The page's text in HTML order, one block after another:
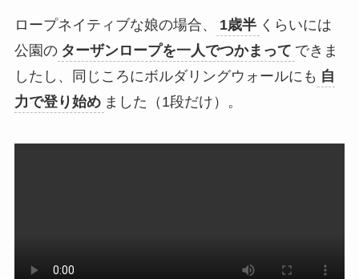
ロープネイティブな娘の場合、 1歳半 くらいには
公園の ターザンロープを一人でつかまって できま
したし、同じころにボルダリングウォールにも 自
力で登り始め ました（1段だけ）。